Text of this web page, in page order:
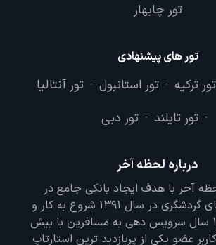
تور چابهار
تور های پیشنهادی
تور ترکیه - تور استانبول - تور آنتالیا
- تور تایلند - تور دبی
درباره لحظه آخر
آخر با هدف ایجاد بانکی جامع در
تمامی زمینه های گردشگری در سال 1391 شروع به کار و
پس از حدود 12 سال سرویس دهی به مسافرین با بیش
عضو یکی از پربازدید ترین استارتاپ